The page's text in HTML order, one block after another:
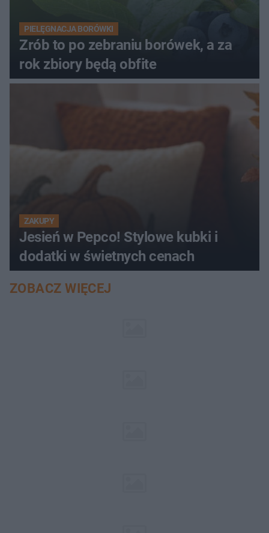
PIELĘGNACJA BORÓWKI
Zrób to po zebraniu borówek, a za
rok zbiory będą obfite
ZAKUPY
Jesień w Pepco! Stylowe kubki i
dodatki w świetnych cenach
ZOBACZ WIĘCEJ